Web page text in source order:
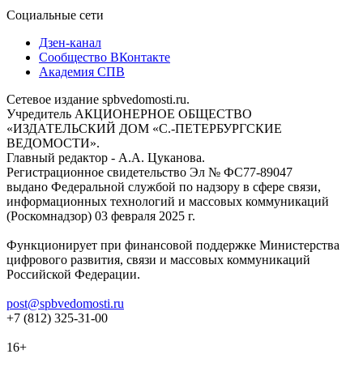
Социальные сети
Дзен-канал
Сообщество ВКонтакте
Академия СПВ
Сетевое издание spbvedomosti.ru.
Учредитель АКЦИОНЕРНОЕ ОБЩЕСТВО
«ИЗДАТЕЛЬСКИЙ ДОМ «С.-ПЕТЕРБУРГСКИЕ
ВЕДОМОСТИ».
Главный редактор - А.А. Цуканова.
Регистрационное свидетельство Эл № ФС77-89047
выдано Федеральной службой по надзору в сфере связи,
информационных технологий и массовых коммуникаций
(Роскомнадзор) 03 февраля 2025 г.
Функционирует при финансовой поддержке Министерства
цифрового развития, связи и массовых коммуникаций
Российской Федерации.
post@spbvedomosti.ru
+7 (812) 325-31-00
16+